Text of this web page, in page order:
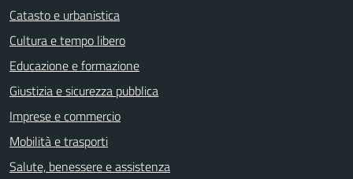
Catasto e urbanistica
Cultura e tempo libero
Educazione e formazione
Giustizia e sicurezza pubblica
Imprese e commercio
Mobilità e trasporti
Salute, benessere e assistenza